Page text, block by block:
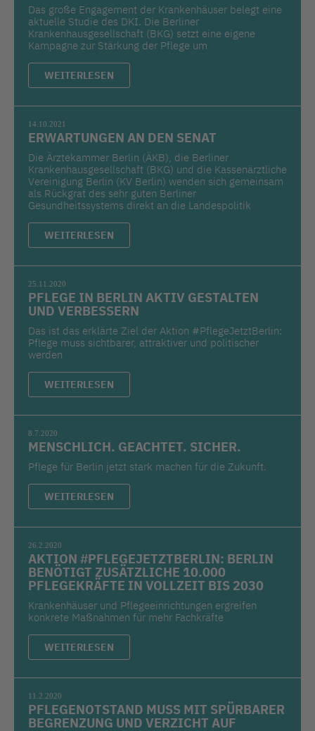
Das große Engagement der Krankenhäuser belegt eine
aktuelle Studie des DKI. Die Berliner
Krankenhausgesellschaft (BKG) setzt eine eigene
Kampagne zur Stärkung der Pflege um
WEITERLESEN
14.10.2021
ERWARTUNGEN AN DEN SENAT
Die Ärztekammer Berlin (ÄKB), die Berliner
Krankenhausgesellschaft (BKG) und die Kassenärztliche
Vereinigung Berlin (KV Berlin) wenden sich gemeinsam
als Rückgrat des sehr guten Berliner
Gesundheitssystems direkt an die Landespolitik
WEITERLESEN
25.11.2020
PFLEGE IN BERLIN AKTIV GESTALTEN
UND VERBESSERN
Das ist das erklärte Ziel der Aktion #PflegeJetztBerlin:
Pflege muss sichtbarer, attraktiver und politischer
werden
WEITERLESEN
8.7.2020
MENSCHLICH. GEACHTET. SICHER.
Pflege für Berlin jetzt stark machen für die Zukunft.
WEITERLESEN
26.2.2020
AKTION #PFLEGEJETZTBERLIN: BERLIN
BENÖTIGT ZUSÄTZLICHE 10.000
PFLEGEKRÄFTE IN VOLLZEIT BIS 2030
Krankenhäuser und Pflegeeinrichtungen ergreifen
konkrete Maßnahmen für mehr Fachkräfte
WEITERLESEN
11.2.2020
PFLEGENOTSTAND MUSS MIT SPÜRBARER
BEGRENZUNG UND VERZICHT AUF